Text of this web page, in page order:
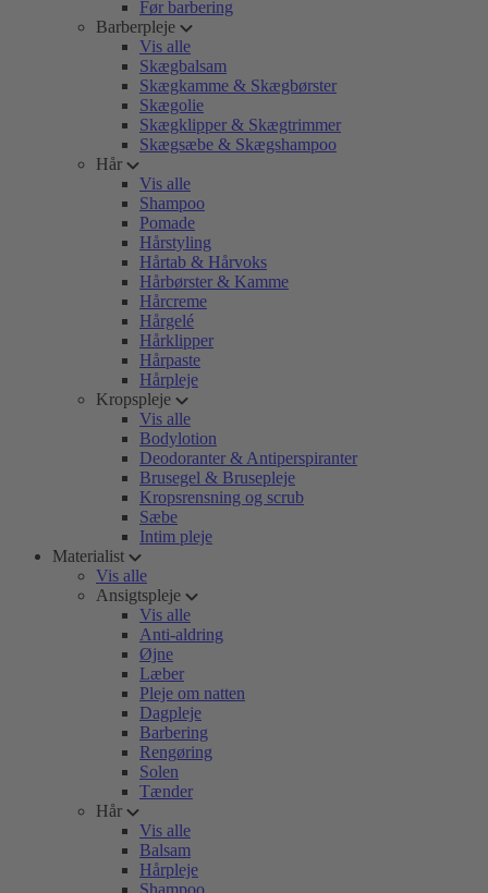
Før barbering
Barberpleje
Vis alle
Skægbalsam
Skægkamme & Skægbørster
Skægolie
Skægklipper & Skægtrimmer
Skægsæbe & Skægshampoo
Hår
Vis alle
Shampoo
Pomade
Hårstyling
Hårtab & Hårvoks
Hårbørster & Kamme
Hårcreme
Hårgelé
Hårklipper
Hårpaste
Hårpleje
Kropspleje
Vis alle
Bodylotion
Deodoranter & Antiperspiranter
Brusegel & Brusepleje
Kropsrensning og scrub
Sæbe
Intim pleje
Materialist
Vis alle
Ansigtspleje
Vis alle
Anti-aldring
Øjne
Læber
Pleje om natten
Dagpleje
Barbering
Rengøring
Solen
Tænder
Hår
Vis alle
Balsam
Hårpleje
Shampoo